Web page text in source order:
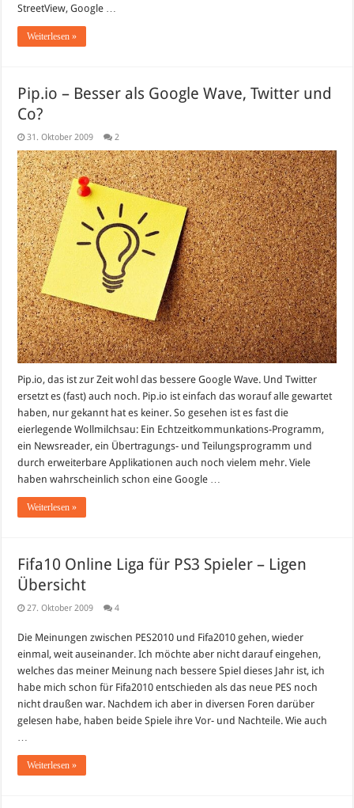
StreetView, Google …
Weiterlesen »
Pip.io – Besser als Google Wave, Twitter und
Co?
31. Oktober 2009 2
Pip.io, das ist zur Zeit wohl das bessere Google Wave. Und Twitter
ersetzt es (fast) auch noch. Pip.io ist einfach das worauf alle gewartet
haben, nur gekannt hat es keiner. So gesehen ist es fast die
eierlegende Wollmilchsau: Ein Echtzeitkommunkations-Programm,
ein Newsreader, ein Übertragungs- und Teilungsprogramm und
durch erweiterbare Applikationen auch noch vielem mehr. Viele
haben wahrscheinlich schon eine Google …
Weiterlesen »
Fifa10 Online Liga für PS3 Spieler – Ligen
Übersicht
27. Oktober 2009 4
Die Meinungen zwischen PES2010 und Fifa2010 gehen, wieder
einmal, weit auseinander. Ich möchte aber nicht darauf eingehen,
welches das meiner Meinung nach bessere Spiel dieses Jahr ist, ich
habe mich schon für Fifa2010 entschieden als das neue PES noch
nicht draußen war. Nachdem ich aber in diversen Foren darüber
gelesen habe, haben beide Spiele ihre Vor- und Nachteile. Wie auch
Weiterlesen »